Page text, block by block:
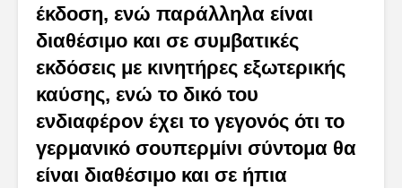
έκδοση, ενώ παράλληλα είναι
διαθέσιμο και σε συμβατικές
εκδόσεις με κινητήρες εξωτερικής
καύσης, ενώ το δικό του
ενδιαφέρον έχει το γεγονός ότι το
γερμανικό σουπερμίνι σύντομα θα
είναι διαθέσιμο και σε ήπια